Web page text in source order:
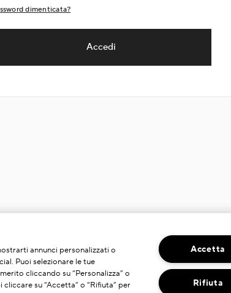
dimenticata?
Accedi
annunci personalizzati o
Puoi selezionare le tue
cliccando su “Personalizza” o
su “Accetta” o “Rifiuta” per
Accetta
Rifiuta